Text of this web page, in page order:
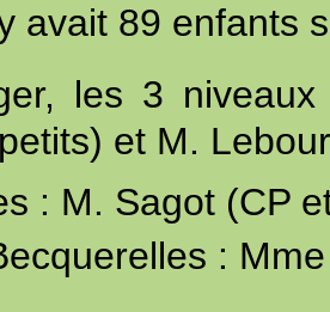
avait 89 enfants
les 3
et M.
: M. Sagot (CP
: